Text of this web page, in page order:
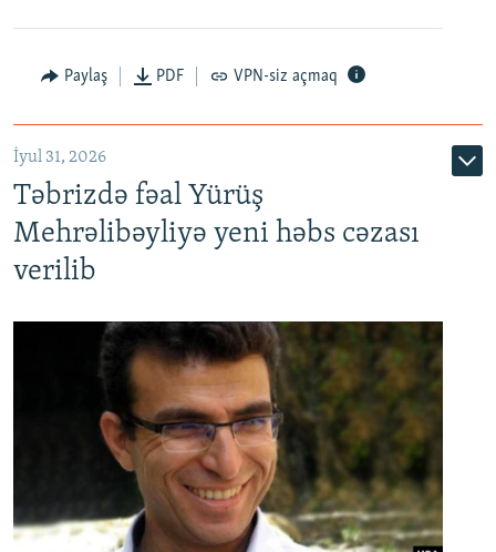
Paylaş PDF VPN-siz açmaq
İyul 31, 2026
Təbrizdə fəal Yürüş
Mehrəlibəyliyə yeni həbs cəzası
verilib